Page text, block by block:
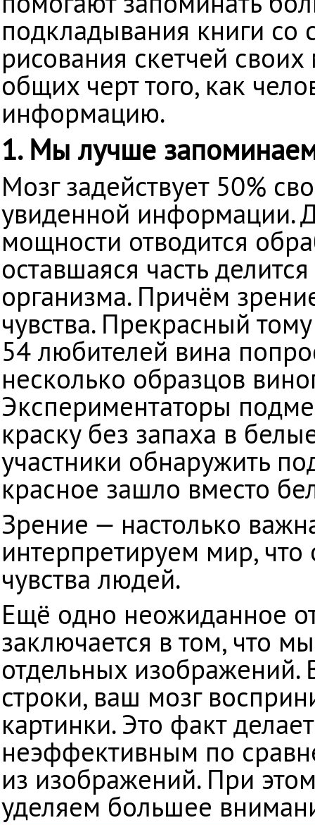
подкладывания книги
рисования скетчей
общих черт того, как
информацию.
1. Мы лучше
Мозг задействует 50%
увиденной информации.
мощности отводится
оставшаяся часть
организма. Причём
чувства. Прекрасный
54 любителей вина
несколько образцов
Экспериментаторы
краску без запаха в
участники обнаружить
красное зашло вместо
Зрение — настолько
интерпретируем мир,
чувства людей.
Ещё одно неожиданное
заключается в том, что
отдельных изображений.
строки, ваш мозг
картинки. Это факт
неэффективным по
из изображений. При
уделяем большее